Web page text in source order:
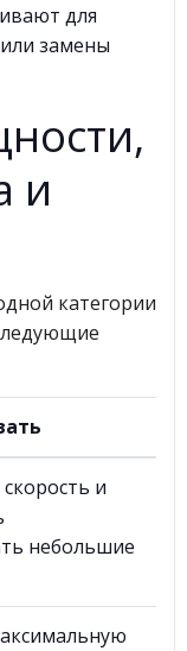
для
замены
и
категории
и
небольшие